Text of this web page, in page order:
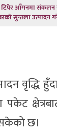
आँगनमा संकलन
सुन्तला उत्पादन
वृद्धि
छ।